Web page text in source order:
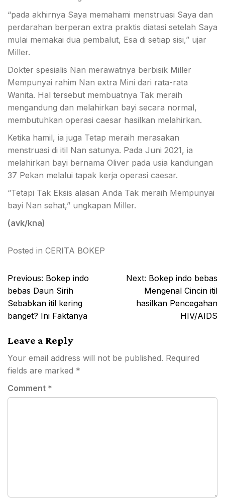
“pada akhirnya Saya memahami menstruasi Saya dan
perdarahan berperan extra praktis diatasi setelah Saya
mulai memakai dua pembalut, Esa di setiap sisi,” ujar
Miller.
Dokter spesialis Nan merawatnya berbisik Miller
Mempunyai rahim Nan extra Mini dari rata-rata
Wanita. Hal tersebut membuatnya Tak meraih
mengandung dan melahirkan bayi secara normal,
membutuhkan operasi caesar hasilkan melahirkan.
Ketika hamil, ia juga Tetap meraih merasakan
menstruasi di itil Nan satunya. Pada Juni 2021, ia
melahirkan bayi bernama Oliver pada usia kandungan
37 Pekan melalui tapak kerja operasi caesar.
“Tetapi Tak Eksis alasan Anda Tak meraih Mempunyai
bayi Nan sehat,” ungkapan Miller.
(avk/kna)
Posted in CERITA BOKEP
Post
navigation
Previous: Bokep indo
bebas Daun Sirih
Sebabkan itil kering
banget? Ini Faktanya
Next: Bokep indo bebas
Mengenal Cincin itil
hasilkan Pencegahan
HIV/AIDS
Leave a Reply
Your email address will not be published. Required
fields are marked *
Comment *